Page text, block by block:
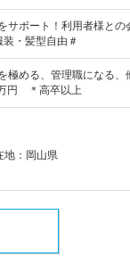
サポート！利用者様と
・髪型自由＃
極める、管理職になる
円 ＊高卒以上
地：岡山県